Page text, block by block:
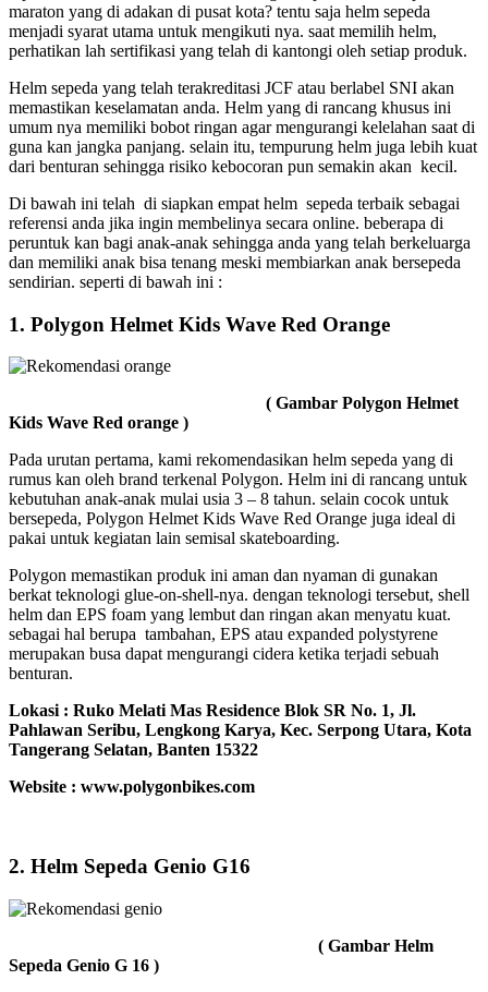
maraton yang di adakan di pusat kota? tentu saja helm sepeda
menjadi syarat utama untuk mengikuti nya. saat memilih helm,
perhatikan lah sertifikasi yang telah di kantongi oleh setiap produk.
Helm sepeda yang telah terakreditasi JCF atau berlabel SNI akan
memastikan keselamatan anda. Helm yang di rancang khusus ini
umum nya memiliki bobot ringan agar mengurangi kelelahan saat di
guna kan jangka panjang. selain itu, tempurung helm juga lebih kuat
dari benturan sehingga risiko kebocoran pun semakin akan kecil.
Di bawah ini telah di siapkan empat helm sepeda terbaik sebagai
referensi anda jika ingin membelinya secara online. beberapa di
peruntuk kan bagi anak-anak sehingga anda yang telah berkeluarga
dan memiliki anak bisa tenang meski membiarkan anak bersepeda
sendirian. seperti di bawah ini :
1. Polygon Helmet Kids Wave Red Orange
( Gambar Polygon Helmet
Kids Wave Red orange )
Pada urutan pertama, kami rekomendasikan helm sepeda yang di
rumus kan oleh brand terkenal Polygon. Helm ini di rancang untuk
kebutuhan anak-anak mulai usia 3 – 8 tahun. selain cocok untuk
bersepeda, Polygon Helmet Kids Wave Red Orange juga ideal di
pakai untuk kegiatan lain semisal skateboarding.
Polygon memastikan produk ini aman dan nyaman di gunakan
berkat teknologi glue-on-shell-nya. dengan teknologi tersebut, shell
helm dan EPS foam yang lembut dan ringan akan menyatu kuat.
sebagai hal berupa tambahan, EPS atau expanded polystyrene
merupakan busa dapat mengurangi cidera ketika terjadi sebuah
benturan.
Lokasi : Ruko Melati Mas Residence Blok SR No. 1, Jl.
Pahlawan Seribu, Lengkong Karya, Kec. Serpong Utara, Kota
Tangerang Selatan, Banten 15322
Website : www.polygonbikes.com
2. Helm Sepeda Genio G16
( Gambar Helm
Sepeda Genio G 16 )